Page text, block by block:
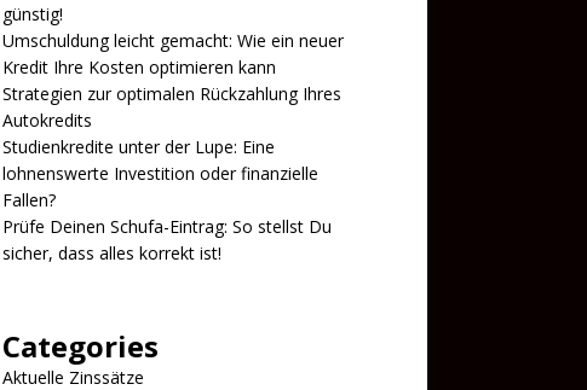
günstig!
Umschuldung leicht gemacht: Wie ein neuer
Kredit Ihre Kosten optimieren kann
Strategien zur optimalen Rückzahlung Ihres
Autokredits
Studienkredite unter der Lupe: Eine
lohnenswerte Investition oder finanzielle
Fallen?
Prüfe Deinen Schufa-Eintrag: So stellst Du
sicher, dass alles korrekt ist!
Categories
Aktuelle Zinssätze